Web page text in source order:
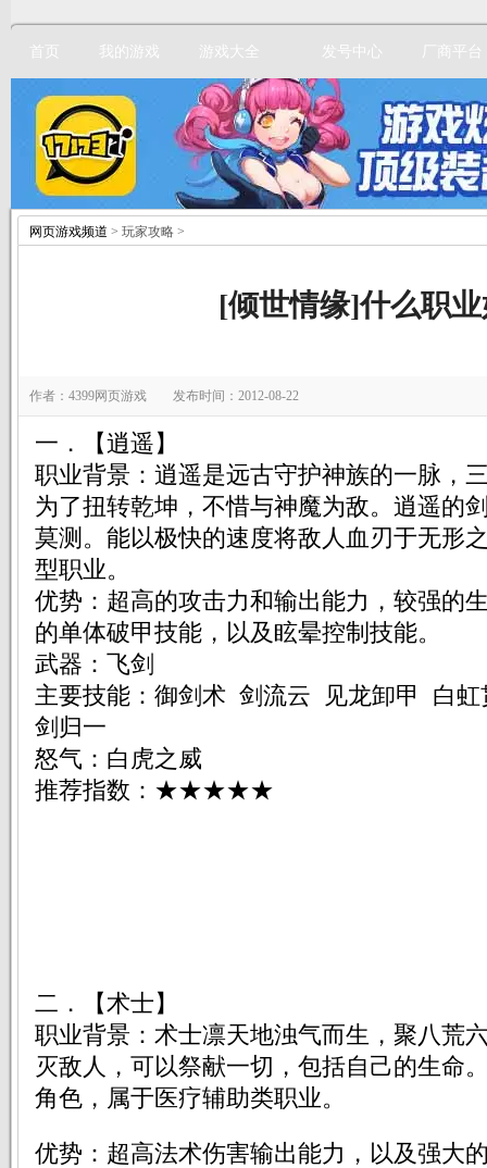
首页 我的游戏 游戏大全 发号中心 厂商平台
网页游戏频道 > 玩家攻略 >
[倾世情缘]什么职
作者：4399网页游戏 发布时间：2012-08-22
一．【逍遥】
职业背景：逍遥是远古守护神族的一脉，
为了扭转乾坤，不惜与神魔为敌。逍遥的
莫测。能以极快的速度将敌人血刃于无形
型职业。
优势：超高的攻击力和输出能力，较强的
的单体破甲技能，以及眩晕控制技能。
武器：飞剑
主要技能：御剑术 剑流云 见龙卸甲 白
剑归一
怒气：白虎之威
推荐指数：★★★★★
二．【术士】
职业背景：术士凛天地浊气而生，聚八荒
灭敌人，可以祭献一切，包括自己的生命
角色，属于医疗辅助类职业。
优势：超高法术伤害输出能力，以及强大
立即注册